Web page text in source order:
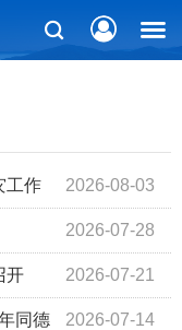
2026-08-03
工作
2026-07-28
2026-07-21
开
2026-07-14
同德